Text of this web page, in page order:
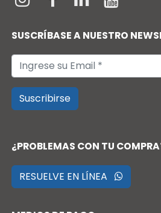
SUSCRÍBASE A NUESTRO
Suscribirse
¿PROBLEMAS CON TU
RESUELVE EN LÍNEA